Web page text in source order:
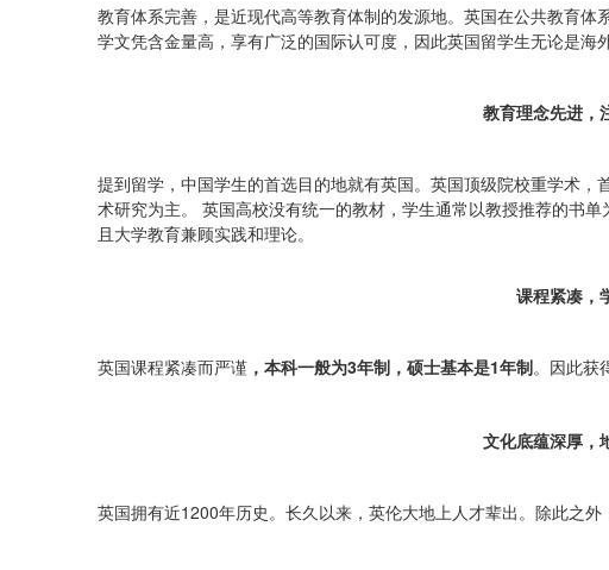
教育体系完善，是近现代高等教育体制的发源地。英国在公共教育
学文凭含金量高，享有广泛的国际认可度，因此英国留学生无论是海
教育理念先进，
提到留学，中国学生的首选目的地就有英国。英国顶级院校重学术
术研究为主。 英国高校没有统一的教材，学生通常以教授推荐的书
且大学教育兼顾实践和理论。
课程紧凑，
英国课程紧凑而严谨 ，本科一般为3年制，硕士基本是1年制。因此获
文化底蕴深厚，
英国拥有近1200年历史。长久以来，英伦大地上人才辈出。除此之